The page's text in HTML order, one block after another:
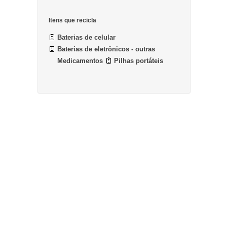
Itens que recicla
Baterias de celular
Baterias de eletrônicos - outras
Medicamentos
Pilhas portáteis